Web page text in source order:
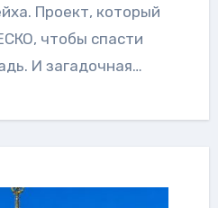
Проект, который
чтобы спасти
И загадочная…